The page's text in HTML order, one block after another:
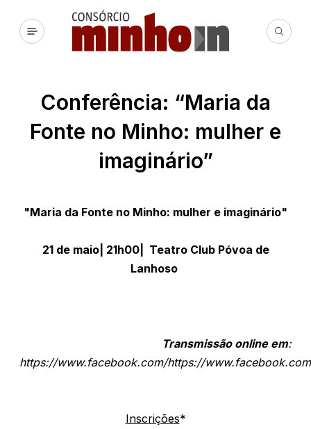
Conferência: “Maria da
Fonte no Minho: mulher e
imaginário”
"Maria da Fonte no Minho: mulher e imaginário"
21 de maio| 21h00| Teatro Club Póvoa de
Lanhoso
Transmissão online em:
https://www.facebook.com/https://
Inscrições*